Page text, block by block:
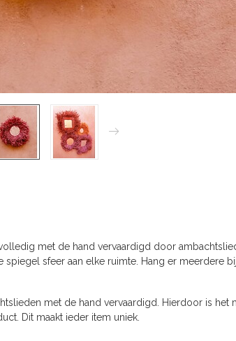
met de hand vervaardigd door
sfeer aan elke ruimte. Hang er meerdere
met de hand vervaardigd. Hierdoor is het
Dit maakt ieder item uniek.